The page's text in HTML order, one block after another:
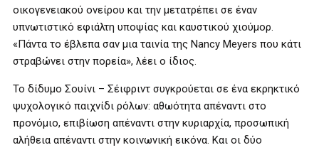
οικογενειακού ονείρου και την μετατρέπει σε έναν
υπνωτιστικό εφιάλτη υποψίας και καυστικού χιούμορ.
«Πάντα το έβλεπα σαν μια ταινία της Nancy Meyers που κάτι
στραβώνει στην πορεία», λέει ο ίδιος.
Το δίδυμο Σουίνι – Σέιφριντ συγκρούεται σε ένα εκρηκτικό
ψυχολογικό παιχνίδι ρόλων: αθωότητα απέναντι στο
προνόμιο, επιβίωση απέναντι στην κυριαρχία, προσωπική
αλήθεια απέναντι στην κοινωνική εικόνα. Και οι δύο